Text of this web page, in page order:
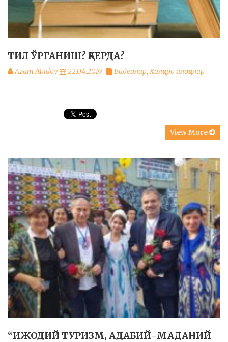
ТИЛ ЎРГАНИШ? ҚАЕРДА?
Azam Abidov 22.04.2019 Видеолар,Халқаро алоқалар
View More
“ИЖОДИЙ ТУРИЗМ, АДАБИЙ-МАДАНИЙ